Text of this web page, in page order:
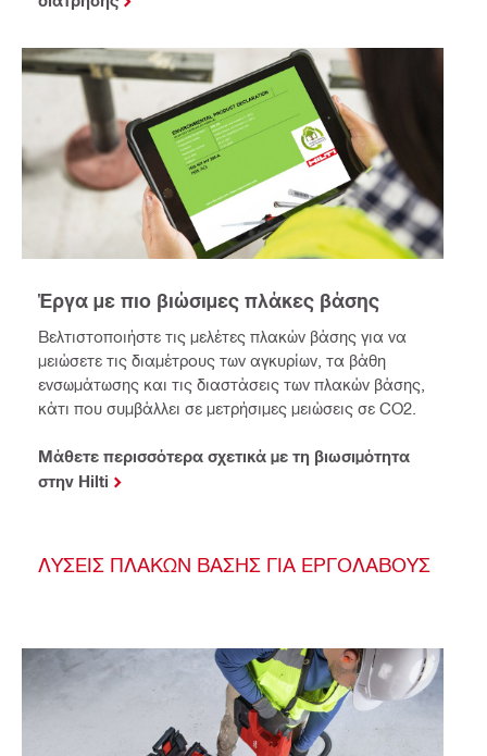
Έργα με πιο βιώσιμες πλάκες βάσης
Βελτιστοποιήστε τις μελέτες πλακών βάσης για να
μειώσετε τις διαμέτρους των αγκυρίων, τα βάθη
ενσωμάτωσης και τις διαστάσεις των πλακών βάσης,
κάτι που συμβάλλει σε μετρήσιμες μειώσεις σε CO2.
Μάθετε περισσότερα σχετικά με τη βιωσιμότητα
στην Hilti
ΛΎΣΕΙΣ ΠΛΑΚΏΝ ΒΆΣΗΣ ΓΙΑ ΕΡΓΟΛΆΒΟΥΣ